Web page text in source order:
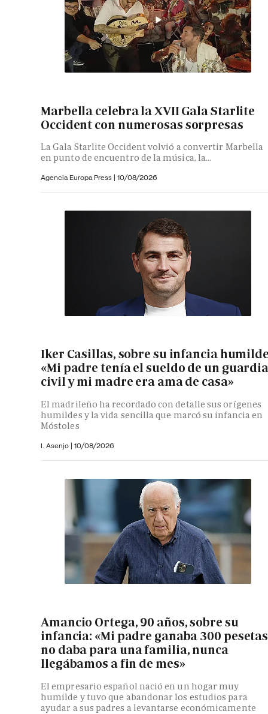
Marbella celebra la XVII Gala Starlite
Occident con numerosas sorpresas
La Gala Starlite Occident volvió a convertir Marbella
en punto de encuentro de la música, la...
Agencia Europa Press | 10/08/2026
Iker Casillas, sobre su infancia
«Mi padre tenía el sueldo de un
civil y mi madre era ama de casa»
El madrileño ha recordado con detalle sus orígenes
humildes y la vida sencilla que marcó su infancia en
Móstoles
I. Asenjo | 10/08/2026
Amancio Ortega, 90 años, sobre su
infancia: «Mi padre ganaba 300
no daba para una familia, nunca
llegábamos a fin de mes»
El empresario español nació en un hogar muy
humilde y tuvo que abandonar los estudios para
ayudar a sus padres a levantarse económicamente